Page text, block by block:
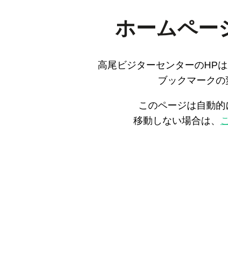
ホームペー
高尾ビジターセンターのHP
ブックマーク
このページは自動
移動しない場合は、